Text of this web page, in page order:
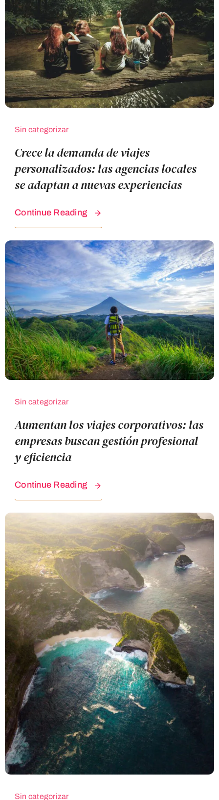
Blog Destinos
Sin categorizar
Crece la demanda de viajes
personalizados: las agencias locales
se adaptan a nuevas experiencias
Continue Reading
Sin categorizar
Aumentan los viajes corporativos: las
empresas buscan gestión profesional
y eficiencia
Continue Reading
Sin categorizar